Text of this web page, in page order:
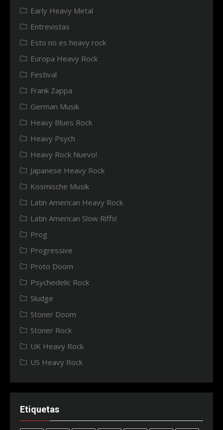
Early Heavy Metal
Entrevistas
Esto no es heavy rock
Europa Heavy Rock
Festival
Frank Zappa
German Musik
Heavy Blues Rock
Heavy Psych
Heavy Rock Nuevo!
Japanese Heavy Rock
Kosmische Musik
Latin American Heavy Rock
Latin American Slow Riffs!
Prog
Progressive
Proto Doom
Psychedelic Rock
Sludge
Stoner Doom
Stoner Rock
UK Heavy Rock
US Heavy Rock
Etiquetas